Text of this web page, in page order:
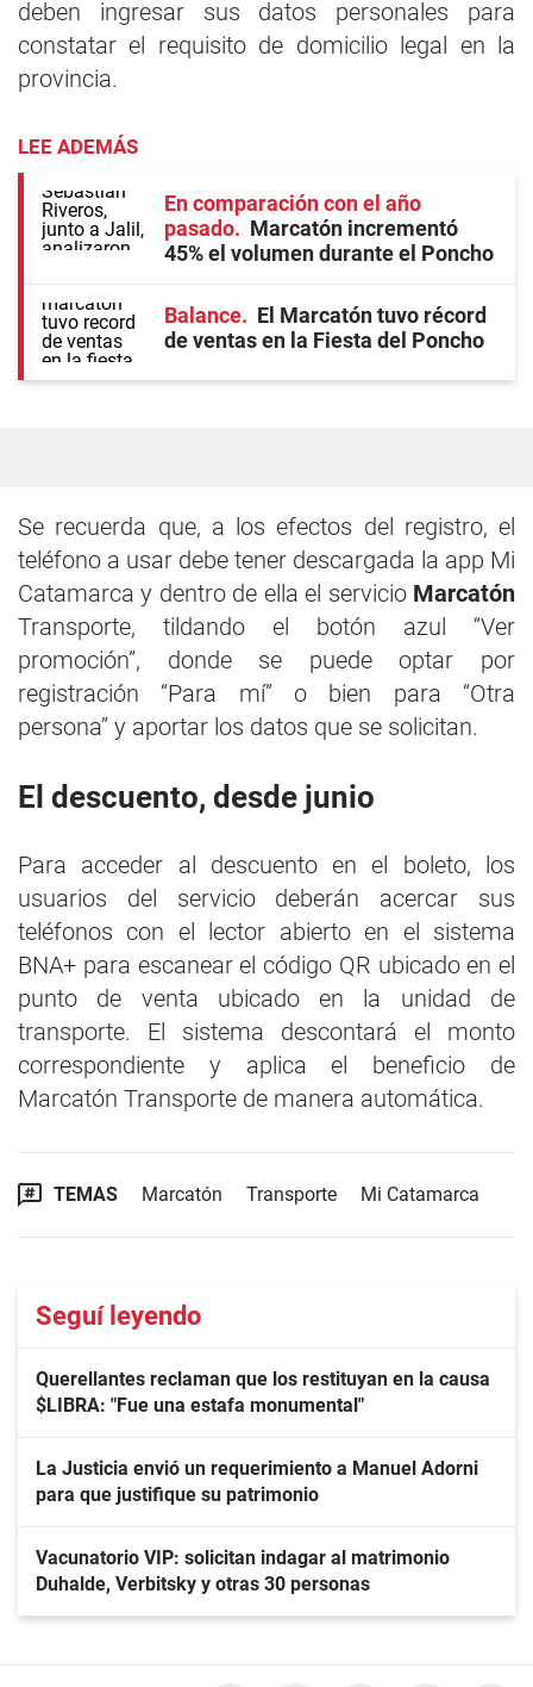
deben ingresar sus datos personales para
constatar el requisito de domicilio legal en la
provincia.
LEE ADEMÁS
En comparación con el año
pasado
Marcatón incrementó
45% el volumen durante el Poncho
Balance
El Marcatón tuvo récord
de ventas en la Fiesta del Poncho
Se recuerda que, a los efectos del registro, el
teléfono a usar debe tener descargada la app Mi
Catamarca y dentro de ella el servicio Marcatón
Transporte, tildando el botón azul “Ver
promoción”, donde se puede optar por
registración “Para mí” o bien para “Otra
persona” y aportar los datos que se solicitan.
El descuento, desde junio
Para acceder al descuento en el boleto, los
usuarios del servicio deberán acercar sus
teléfonos con el lector abierto en el sistema
BNA+ para escanear el código QR ubicado en el
punto de venta ubicado en la unidad de
transporte. El sistema descontará el monto
correspondiente y aplica el beneficio de
Marcatón Transporte de manera automática.
TEMAS Marcatón Transporte Mi Catamarca
Seguí leyendo
Querellantes reclaman que los restituyan en la causa
$LIBRA: "Fue una estafa monumental"
La Justicia envió un requerimiento a Manuel Adorni
para que justifique su patrimonio
Vacunatorio VIP: solicitan indagar al matrimonio
Duhalde, Verbitsky y otras 30 personas